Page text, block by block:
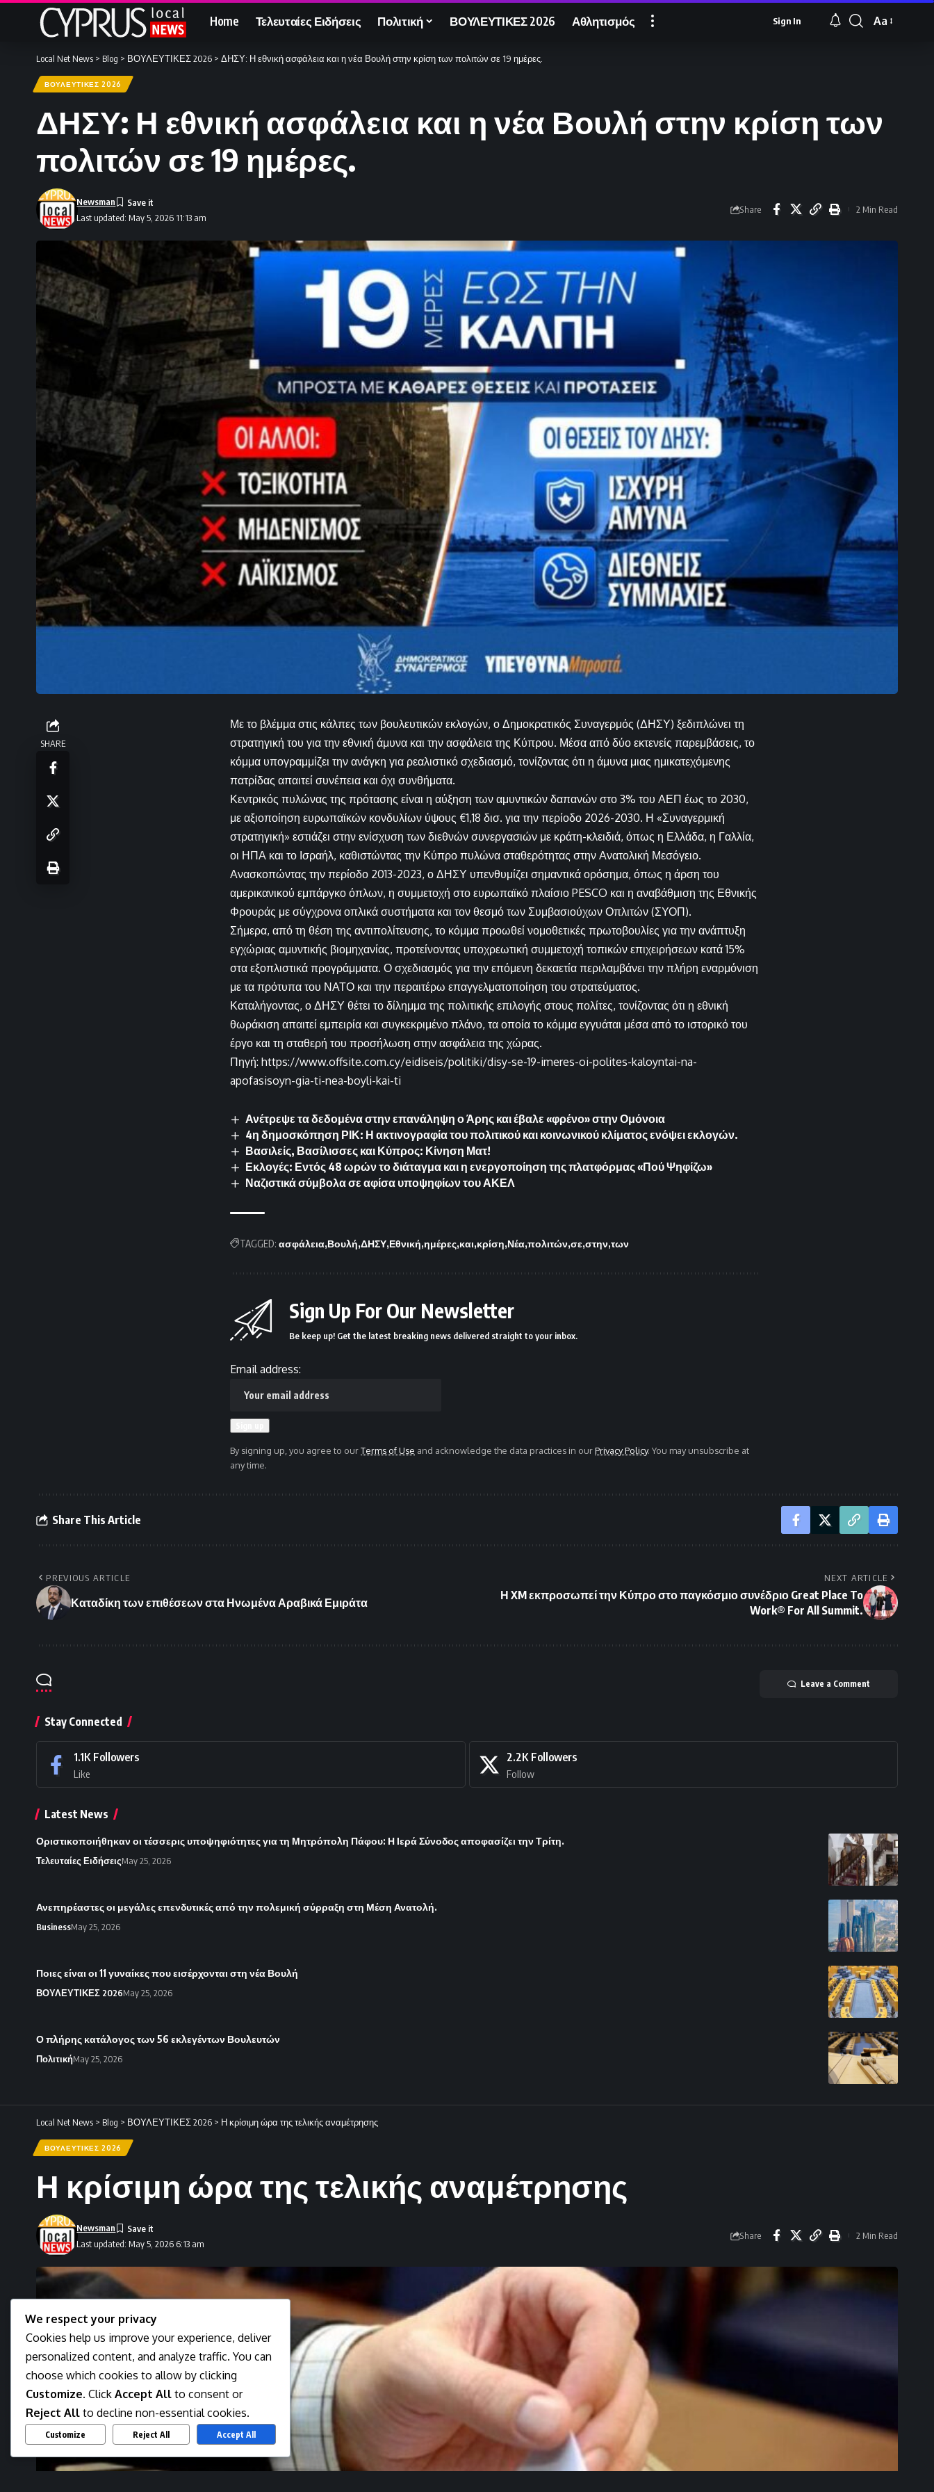
Home Τελευταίες Ειδήσεις Πολιτική ΒΟΥΛΕΥΤΙΚΕΣ 2026 Αθλητισμός Sign In
Font
Aa
Local Net News > Blog > ΒΟΥΛΕΥΤΙΚΕΣ 2026 > ΔΗΣΥ: Η εθνική ασφάλεια και η νέα Βουλή στην κρίση των πολιτών σε 19 ημέρες.
ΒΟΥΛΕΥΤΙΚΕΣ 2026
ΔΗΣΥ: Η εθνική ασφάλεια και η νέα Βουλή στην κρίση των
πολιτών σε 19 ημέρες.
Last updated: May 5, 2026 11:13 am
Newsman
Share 2 Min Read
SHARE
Με το βλέμμα στις κάλπες των βουλευτικών εκλογών, ο Δημοκρατικός Συναγερμός (ΔΗΣΥ) ξεδιπλώνει τη
στρατηγική του για την εθνική άμυνα και την ασφάλεια της Κύπρου. Μέσα από δύο εκτενείς παρεμβάσεις, το
κόμμα υπογραμμίζει την ανάγκη για ρεαλιστικό σχεδιασμό, τονίζοντας ότι η άμυνα μιας ημικατεχόμενης
πατρίδας απαιτεί συνέπεια και όχι συνθήματα.
Κεντρικός πυλώνας της πρότασης είναι η αύξηση των αμυντικών δαπανών στο 3% του ΑΕΠ έως το 2030,
με αξιοποίηση ευρωπαϊκών κονδυλίων ύψους €1,18 δισ. για την περίοδο 2026-2030. Η «Συναγερμική
στρατηγική» εστιάζει στην ενίσχυση των διεθνών συνεργασιών με κράτη-κλειδιά, όπως η Ελλάδα, η Γαλλία,
οι ΗΠΑ και το Ισραήλ, καθιστώντας την Κύπρο πυλώνα σταθερότητας στην Ανατολική Μεσόγειο.
Ανασκοπώντας την περίοδο 2013-2023, ο ΔΗΣΥ υπενθυμίζει σημαντικά ορόσημα, όπως η άρση του
αμερικανικού εμπάργκο όπλων, η συμμετοχή στο ευρωπαϊκό πλαίσιο PESCO και η αναβάθμιση της Εθνικής
Φρουράς με σύγχρονα οπλικά συστήματα και τον θεσμό των Συμβασιούχων Οπλιτών (ΣΥΟΠ).
Σήμερα, από τη θέση της αντιπολίτευσης, το κόμμα προωθεί νομοθετικές πρωτοβουλίες για την ανάπτυξη
εγχώριας αμυντικής βιομηχανίας, προτείνοντας υποχρεωτική συμμετοχή τοπικών επιχειρήσεων κατά 15%
στα εξοπλιστικά προγράμματα. Ο σχεδιασμός για την επόμενη δεκαετία περιλαμβάνει την πλήρη εναρμόνιση
με τα πρότυπα του ΝΑΤΟ και την περαιτέρω επαγγελματοποίηση του στρατεύματος.
Καταλήγοντας, ο ΔΗΣΥ θέτει το δίλημμα της πολιτικής επιλογής στους πολίτες, τονίζοντας ότι η εθνική
θωράκιση απαιτεί εμπειρία και συγκεκριμένο πλάνο, τα οποία το κόμμα εγγυάται μέσα από το ιστορικό του
έργο και τη σταθερή του προσήλωση στην ασφάλεια της χώρας.
Πηγή: https://www.offsite.com.cy/eidiseis/politiki/disy-se-19-imeres-oi-polites-kaloyntai-na-
apofasisoyn-gia-ti-nea-boyli-kai-ti
Ανέτρεψε τα δεδομένα στην επανάληψη ο Άρης και έβαλε «φρένο» στην Ομόνοια
4η δημοσκόπηση ΡΙΚ: Η ακτινογραφία του πολιτικού και κοινωνικού κλίματος ενόψει εκλογών.
Βασιλείς, Βασίλισσες και Κύπρος: Κίνηση Ματ!
Εκλογές: Εντός 48 ωρών το διάταγμα και η ενεργοποίηση της πλατφόρμας «Πού Ψηφίζω»
Ναζιστικά σύμβολα σε αφίσα υποψηφίων του ΑΚΕΛ
TAGGED: ασφάλεια Βουλή ΔΗΣΥ Εθνική ημέρες και κρίση Νέα πολιτών σε στην των
Sign Up For Our Newsletter
Be keep up! Get the latest breaking news delivered straight to your inbox.
Email address:
By signing up, you agree to ourTerms of Use and acknowledge the data practices in ourPrivacy Policy. You may unsubscribe at
any time.
Share This Article
PREVIOUS ARTICLE
Καταδίκη των επιθέσεων στα Ηνωμένα Αραβικά Εμιράτα
NEXT ARTICLE
Η XM εκπροσωπεί την Κύπρο στο παγκόσμιο συνέδριο Great Place To
Work® For All Summit.
Leave a Comment
Stay Connected
1.1K Followers
Like
2.2K Followers
Follow
Latest News
Οριστικοποιήθηκαν οι τέσσερις υποψηφιότητες για τη Μητρόπολη Πάφου: Η Ιερά Σύνοδος αποφασίζει την Τρίτη.
Τελευταίες ΕιδήσειςMay 25, 2026
Ανεπηρέαστες οι μεγάλες επενδυτικές από την πολεμική σύρραξη στη Μέση Ανατολή.
BusinessMay 25, 2026
Ποιες είναι οι 11 γυναίκες που εισέρχονται στη νέα Βουλή
ΒΟΥΛΕΥΤΙΚΕΣ 2026May 25, 2026
Ο πλήρης κατάλογος των 56 εκλεγέντων Βουλευτών
ΠολιτικήMay 25, 2026
Local Net News > Blog > ΒΟΥΛΕΥΤΙΚΕΣ 2026 > Η κρίσιμη ώρα της τελικής αναμέτρησης
ΒΟΥΛΕΥΤΙΚΕΣ 2026
Η κρίσιμη ώρα της τελικής αναμέτρησης
Last updated: May 5, 2026 6:13 am
Newsman
Share 2 Min Read
We respect your privacy
Cookies help us improve your experience, deliver
personalized content, and analyze traffic. You can
choose which cookies to allow by clicking
Customize. Click Accept All to consent or
Reject All to decline non-essential cookies.
Customize Reject All Accept All